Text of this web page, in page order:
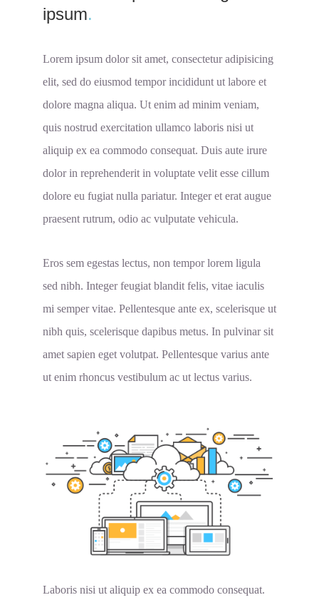
ipsum.
Lorem ipsum dolor sit amet, consectetur adipisicing
elit, sed do eiusmod tempor incididunt ut labore et
dolore magna aliqua. Ut enim ad minim veniam,
quis nostrud exercitation ullamco laboris nisi ut
aliquip ex ea commodo consequat. Duis aute irure
dolor in reprehenderit in voluptate velit esse cillum
dolore eu fugiat nulla pariatur. Integer et erat augue
praesent rutrum, odio ac vulputate vehicula.
Eros sem egestas lectus, non tempor lorem ligula
sed nibh. Integer feugiat blandit felis, vitae iaculis
mi semper vitae. Pellentesque ante ex, scelerisque ut
nibh quis, scelerisque dapibus metus. In pulvinar sit
amet sapien eget volutpat. Pellentesque varius ante
ut enim rhoncus vestibulum ac ut lectus varius.
Laboris nisi ut aliquip ex ea commodo consequat.